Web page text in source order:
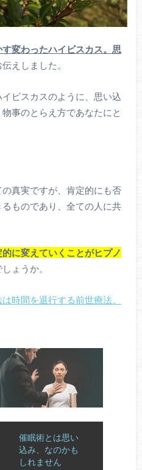
変わったハイビスカス。思
伝えしました。
ビスカスのように、思い込
事のとらえ方であなたにと
真実ですが、肯定的にも否
ものであり、全ての人に共
に変えていくことがヒプノ
ょうか。
時間を退行する前世療法。
催眠術とは思い
込み、なのかも
しれません